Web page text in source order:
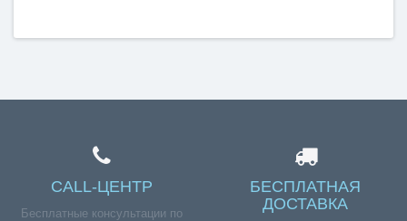
CALL-ЦЕНТР
Бесплатные консультации по
БЕСПЛАТНАЯ
ДОСТАВКА